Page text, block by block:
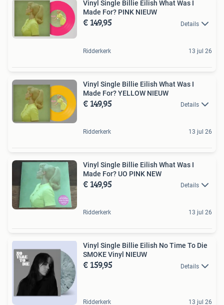
Vinyl Single Billie Eilish What Was I
Made For? PINK NIEUW
€ 149,95 Details
Ridderkerk 13 jul 26
Vinyl Single Billie Eilish What Was I
Made For? YELLOW NIEUW
€ 149,95 Details
Ridderkerk 13 jul 26
Vinyl Single Billie Eilish What Was I
Made For? UO PINK NEW
€ 149,95 Details
Ridderkerk 13 jul 26
Vinyl Single Billie Eilish No Time To Die
SMOKE Vinyl NIEUW
€ 159,95 Details
Ridderkerk 13 jul 26